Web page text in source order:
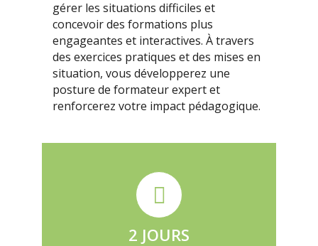
gérer les situations difficiles et
concevoir des formations plus
engageantes et interactives. À travers
des exercices pratiques et des mises en
situation, vous développerez une
posture de formateur expert et
renforcerez votre impact pédagogique.
2 JOURS